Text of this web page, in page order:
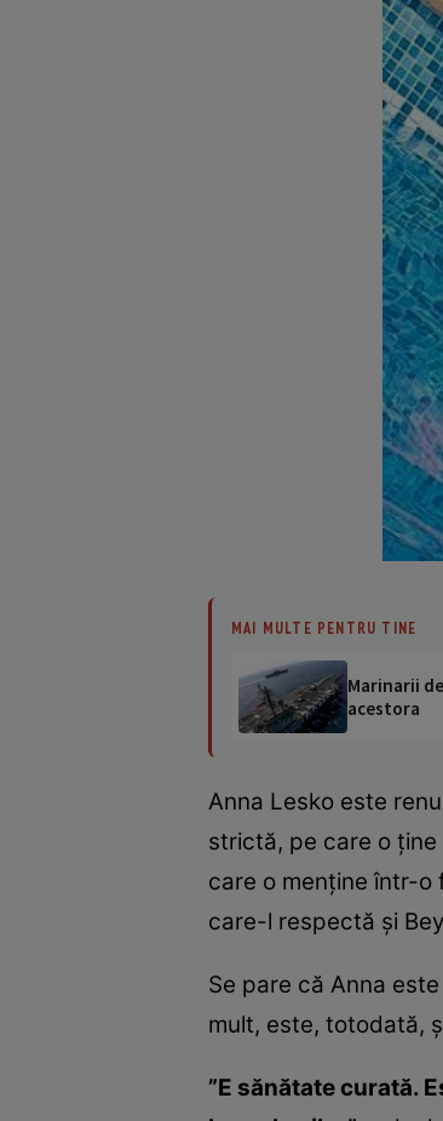
MAI MULTE PENTRU TINE
Marinarii
acestora
Anna Lesko este
strictă, pe care o
care o menţine într-o
care-l respectă şi
Se pare că Anna
mult, este, totodată,
”E sănătate curată.